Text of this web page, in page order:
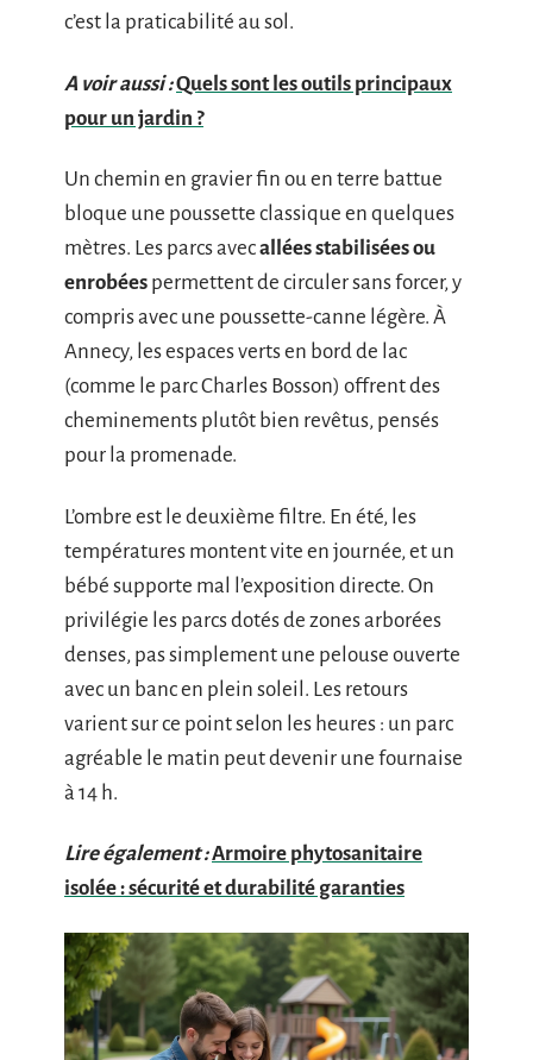
c’est la praticabilité au sol.
A voir aussi :Quels sont les outils principaux
pour un jardin ?
Un chemin en gravier fin ou en terre battue
bloque une poussette classique en quelques
mètres. Les parcs avecallées stabilisées ou
enrobées permettent de circuler sans forcer, y
compris avec une poussette-canne légère. À
Annecy, les espaces verts en bord de lac
(comme le parc Charles Bosson) offrent des
cheminements plutôt bien revêtus, pensés
pour la promenade.
L’ombre est le deuxième filtre. En été, les
températures montent vite en journée, et un
bébé supporte mal l’exposition directe. On
privilégie les parcs dotés de zones arborées
denses, pas simplement une pelouse ouverte
avec un banc en plein soleil. Les retours
varient sur ce point selon les heures : un parc
agréable le matin peut devenir une fournaise
à 14 h.
Lire également :Armoire phytosanitaire
isolée : sécurité et durabilité garanties